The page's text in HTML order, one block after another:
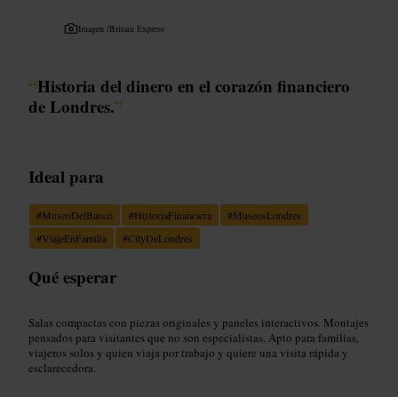
Imagen /Britain Express
“Historia del dinero en el corazón financiero
de Londres.”
Ideal para
#MuseoDelBanco #HistoriaFinanciera #MuseosLondres
#ViajeEnFamilia #CityDeLondres
Qué esperar
Salas compactas con piezas originales y paneles interactivos. Montajes
pensados para visitantes que no son especialistas. Apto para familias,
viajeros solos y quien viaja por trabajo y quiere una visita rápida y
esclarecedora.